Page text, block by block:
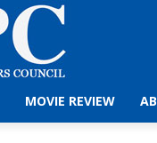
MOVIE REVIEW